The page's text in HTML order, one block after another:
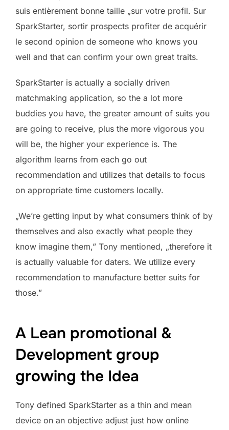
suis entièrement bonne taille „sur votre profil. Sur
SparkStarter, sortir prospects profiter de acquérir
le second opinion de someone who knows you
well and that can confirm your own great traits.
SparkStarter is actually a socially driven
matchmaking application, so the a lot more
buddies you have, the greater amount of suits you
are going to receive, plus the more vigorous you
will be, the higher your experience is. The
algorithm learns from each go out
recommendation and utilizes that details to focus
on appropriate time customers locally.
„We’re getting input by what consumers think of by
themselves and also exactly what people they
know imagine them,” Tony mentioned, „therefore it
is actually valuable for daters. We utilize every
recommendation to manufacture better suits for
those.”
A Lean promotional &
Development group
growing the Idea
Tony defined SparkStarter as a thin and mean
device on an objective adjust just how online